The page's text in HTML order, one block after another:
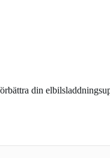
din